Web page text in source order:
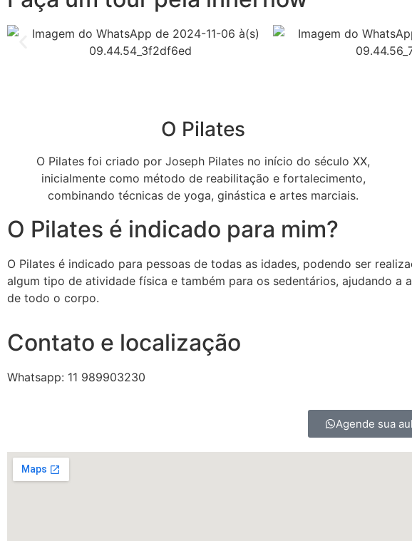
O Pilates
O Pilates foi criado por Joseph Pilates no início do século XX,
inicialmente como método de reabilitação e fortalecimento,
combinando técnicas de yoga, ginástica e artes marciais.
O Pilates é indicado para mim?
O Pilates é indicado para pessoas de todas as idades, podendo ser
algum tipo de atividade física e também para os sedentários, ajudando
de todo o corpo.
Contato e localização
Whatsapp: 11 989903230
Agende sua